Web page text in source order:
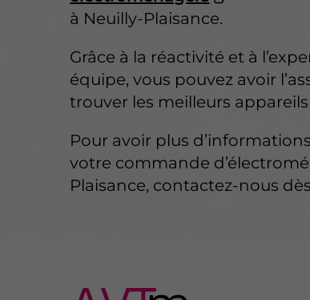
à Neuilly-Plaisance.
Grâce à la réactivité et à
équipe, vous pouvez avoir
trouver les meilleurs
Pour avoir plus
votre commande
Plaisance, contactez-nous